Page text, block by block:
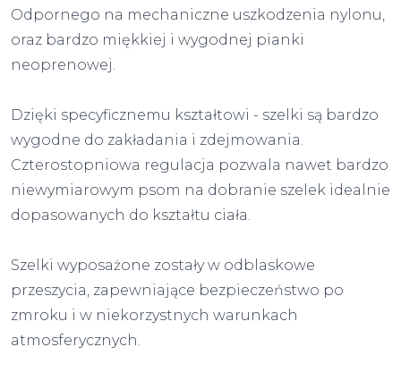
Odpornego na mechaniczne uszkodzenia nylonu,
oraz bardzo miękkiej i wygodnej pianki
neoprenowej.
Dzięki specyficznemu kształtowi - szelki są bardzo
wygodne do zakładania i zdejmowania.
Czterostopniowa regulacja pozwala nawet bardzo
niewymiarowym psom na dobranie szelek idealnie
dopasowanych do kształtu ciała.
Szelki wyposażone zostały w odblaskowe
przeszycia, zapewniające bezpieczeństwo po
zmroku i w niekorzystnych warunkach
atmosferycznych.